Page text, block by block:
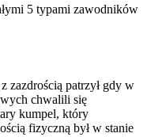
5 typami zawodników
zazdrością patrzył gdy w
chwalili się
kumpel, który
fizyczną był w stanie